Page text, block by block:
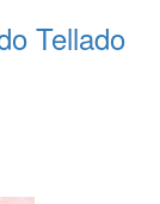
Tellado